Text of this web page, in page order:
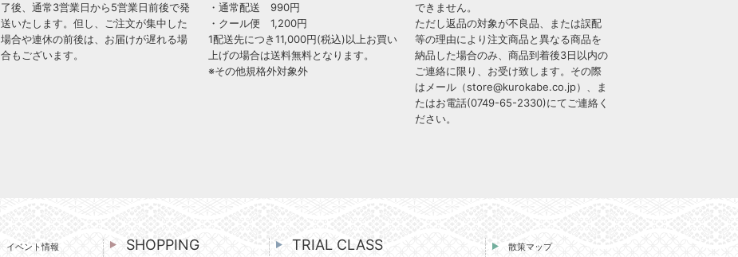
了後、通常3営業日から5営業日前後で発
送いたします。但し、ご注文が集中した
場合や連休の前後は、お届けが遅れる場
合もございます。
・通常配送 990円
・クール便 1,200円
1配送先につき11,000円(税込)以上お買い
上げの場合は送料無料となります。
※その他規格外対象外
できません。
ただし返品の対象が不良品、または誤配
等の理由により注文商品と異なる商品を
納品した場合のみ、商品到着後3日以内の
ご連絡に限り、お受け致します。その際
はメール（store@kurokabe.co.jp）、ま
たはお電話(0749-65-2330)にてご連絡く
ださい。
イベント情報
SHOPPING TRIAL CLASS
散策マップ